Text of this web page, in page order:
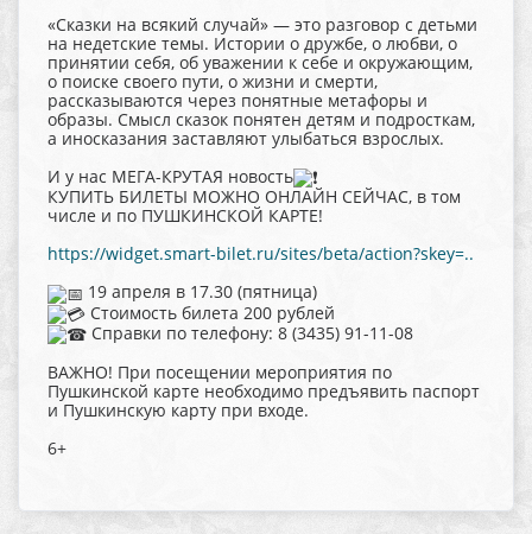
«Сказки на всякий случай» — это разговор с детьми
на недетские темы. Истории о дружбе, о любви, о
принятии себя, об уважении к себе и окружающим,
о поиске своего пути, о жизни и смерти,
рассказываются через понятные метафоры и
образы. Смысл сказок понятен детям и подросткам,
а иносказания заставляют улыбаться взрослых.
И у нас МЕГА-КРУТАЯ новость
КУПИТЬ БИЛЕТЫ МОЖНО ОНЛАЙН СЕЙЧАС, в том
числе и по ПУШКИНСКОЙ КАРТЕ!
https://widget.smart-bilet.ru/sites/beta/action?skey=..
19 апреля в 17.30 (пятница)
Стоимость билета 200 рублей
Справки по телефону: 8 (3435) 91-11-08
ВАЖНО! При посещении мероприятия по
Пушкинской карте необходимо предъявить паспорт
и Пушкинскую карту при входе.
6+